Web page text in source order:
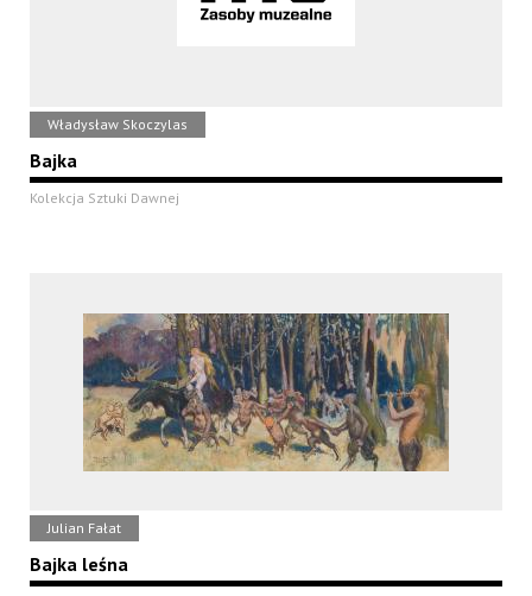
Władysław Skoczylas
Bajka
Kolekcja Sztuki Dawnej
Julian Fałat
Bajka leśna